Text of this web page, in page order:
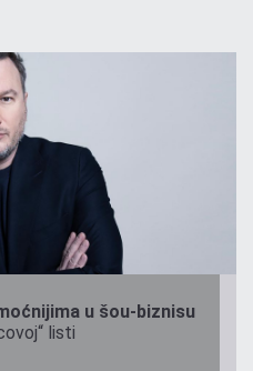
u šou-biznisu
listi